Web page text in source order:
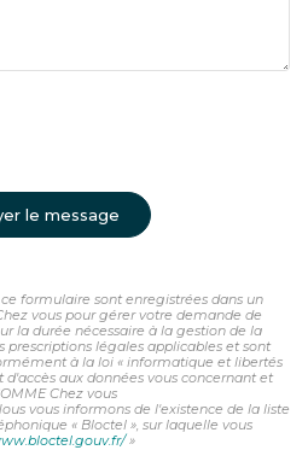
le message
formulaire sont enregistrées dans un
vous pour gérer votre demande de
la durée nécessaire à la gestion de la
prescriptions légales applicables et sont
à la loi « informatique et libertés
d'accès aux données vous concernant et
Chez vous
vous informons de l'existence de la liste
« Bloctel », sur laquelle vous
»